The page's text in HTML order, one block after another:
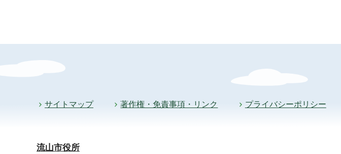
サイトマップ 著作権・免責事項・リンク プライバシーポリシー
流山市役所